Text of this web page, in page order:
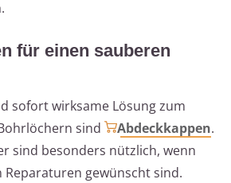
für einen sauberen
sofort wirksame Lösung zum
sind
Abdeckkappen.
sind besonders nützlich, wenn
Reparaturen gewünscht sind.